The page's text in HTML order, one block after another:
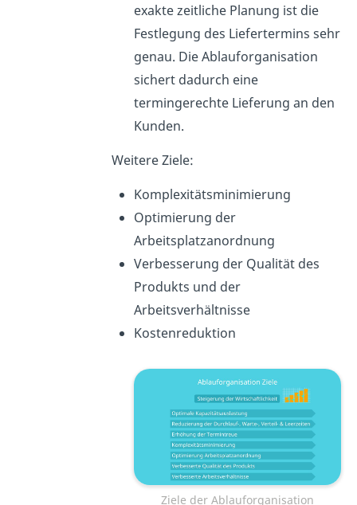
exakte zeitliche Planung ist die
Festlegung des Liefertermins sehr
genau. Die Ablauforganisation
sichert dadurch eine
termingerechte Lieferung an den
Kunden.
Weitere Ziele:
Komplexitätsminimierung
Optimierung der
Arbeitsplatzanordnung
Verbesserung der Qualität des
Produkts und der
Arbeitsverhältnisse
Kostenreduktion
Ziele der Ablauforganisation